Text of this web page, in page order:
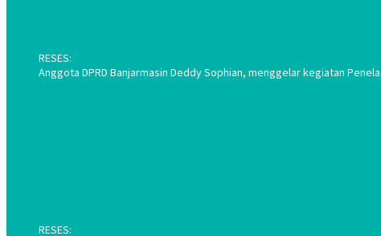
RESES:
Anggota DPRD Banjarmasin Deddy Sophian, menggelar kegiatan
RESES: